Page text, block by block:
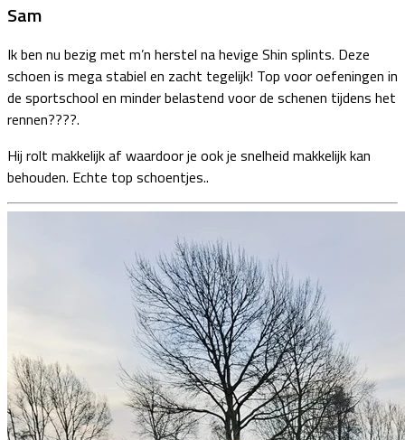
Sam
Ik ben nu bezig met m’n herstel na hevige Shin splints. Deze
schoen is mega stabiel en zacht tegelijk! Top voor oefeningen in
de sportschool en minder belastend voor de schenen tijdens het
rennen????.
Hij rolt makkelijk af waardoor je ook je snelheid makkelijk kan
behouden. Echte top schoentjes..